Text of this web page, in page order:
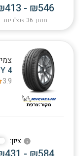
- ₪546
מתוך 36 פנצ'ריות
4
3.9
:ציון info